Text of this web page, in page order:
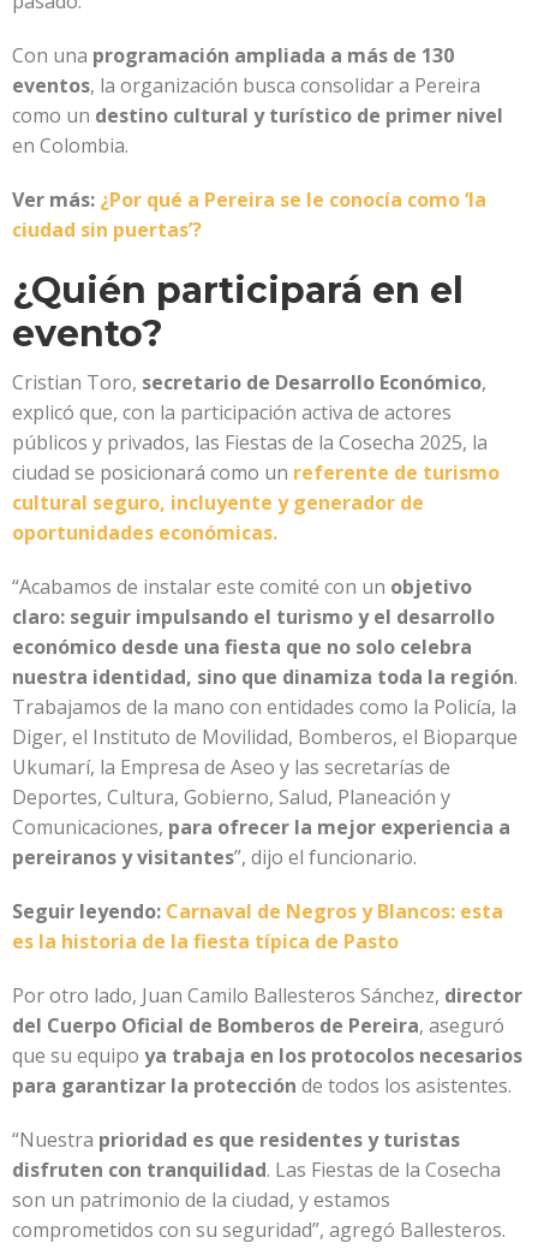
Con una programación ampliada a más de 130
eventos, la organización busca consolidar a Pereira
como un destino cultural y turístico de primer nivel
en Colombia.
Ver más: ¿Por qué a Pereira se le conocía como ‘la
ciudad sin puertas’?
¿Quién participará en el
evento?
Cristian Toro, secretario de Desarrollo Económico,
explicó que, con la participación activa de actores
públicos y privados, las Fiestas de la Cosecha 2025, la
ciudad se posicionará como un referente de turismo
cultural seguro, incluyente y generador de
oportunidades económicas.
“Acabamos de instalar este comité con un objetivo
claro: seguir impulsando el turismo y el desarrollo
económico desde una fiesta que no solo celebra
nuestra identidad, sino que dinamiza toda la región.
Trabajamos de la mano con entidades como la Policía, la
Diger, el Instituto de Movilidad, Bomberos, el Bioparque
Ukumarí, la Empresa de Aseo y las secretarías de
Deportes, Cultura, Gobierno, Salud, Planeación y
Comunicaciones, para ofrecer la mejor experiencia a
pereiranos y visitantes”, dijo el funcionario.
Seguir leyendo: Carnaval de Negros y Blancos: esta
es la historia de la fiesta típica de Pasto
Por otro lado, Juan Camilo Ballesteros Sánchez, director
del Cuerpo Oficial de Bomberos de Pereira, aseguró
que su equipo ya trabaja en los protocolos necesarios
para garantizar la protección de todos los asistentes.
“Nuestra prioridad es que residentes y turistas
disfruten con tranquilidad. Las Fiestas de la Cosecha
son un patrimonio de la ciudad, y estamos
comprometidos con su seguridad”, agregó Ballesteros.